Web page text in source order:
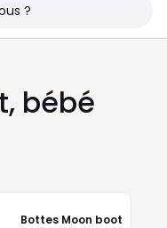
bébé
Bottes Moon boot